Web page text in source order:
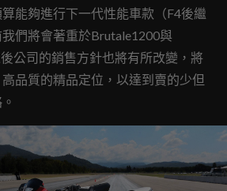
能夠進行下一代性能車款（F4後繼
們將會著重於Brutale1200與
公司的銷售方針也將有所改變，將
品質的精品定位，以達到賣的少但